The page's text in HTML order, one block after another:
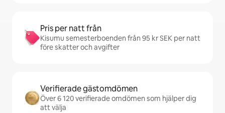
Pris per natt från
Kisumu semesterboenden från 95 kr SEK per natt
före skatter och avgifter
Verifierade gästomdömen
Över 6 120 verifierade omdömen som hjälper dig
att välja